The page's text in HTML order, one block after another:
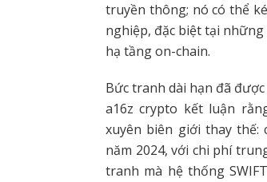
truyền thông; nó có thể
nghiệp, đặc biệt tại
hạ tầng on-chain.
Bức tranh dài hạn đã
a16z crypto kết luận
xuyên biên giới thay thế:
năm 2024, với chi phí
tranh mà hệ thống